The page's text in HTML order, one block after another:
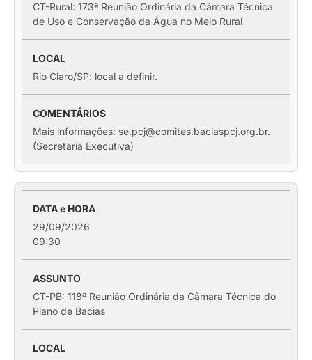
CT-Rural: 173ª Reunião Ordinária da Câmara Técnica
de Uso e Conservação da Água no Meio Rural
Rio Claro/SP: local a definir.
Mais informações: se.pcj@comites.baciaspcj.org.br.
(Secretaria Executiva)
29/09/2026
09:30
CT-PB: 118ª Reunião Ordinária da Câmara Técnica do
Plano de Bacias